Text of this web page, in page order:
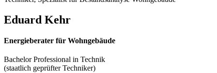
Eduard Kehr
Energieberater für Wohngebäude
Bachelor Professional in Technik
(staatlich geprüfter Techniker)